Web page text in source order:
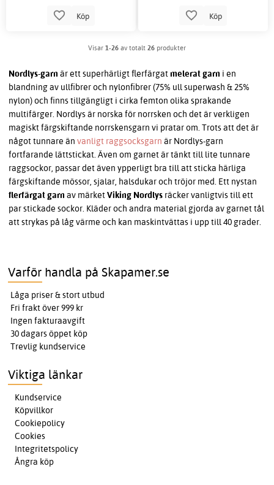
Köp Köp
Visar 1-26 av totalt 26 produkter
Nordlys-garn är ett superhärligt flerfärgat melerat garn i en
blandning av ullfibrer och nylonfibrer (75% ull superwash & 25%
nylon) och finns tillgängligt i cirka femton olika sprakande
multifärger. Nordlys är norska för norrsken och det är verkligen
magiskt färgskiftande norrskensgarn vi pratar om. Trots att det är
något tunnare än vanligt raggsocksgarn är Nordlys-garn
fortfarande lättstickat. Även om garnet är tänkt till lite tunnare
raggsockor, passar det även ypperligt bra till att sticka härliga
färgskiftande mössor, sjalar, halsdukar och tröjor med. Ett nystan
flerfärgat garn av märket Viking Nordlys räcker vanligtvis till ett
par stickade sockor. Kläder och andra material gjorda av garnet tål
att strykas på låg värme och kan maskintvättas i upp till 40 grader.
Varför handla på Skapamer.se
Låga priser & stort utbud
Fri frakt över 999 kr
Ingen fakturaavgift
30 dagars öppet köp
Trevlig kundservice
Viktiga länkar
Kundservice
Köpvillkor
Cookiepolicy
Cookies
Integritetspolicy
Ångra köp